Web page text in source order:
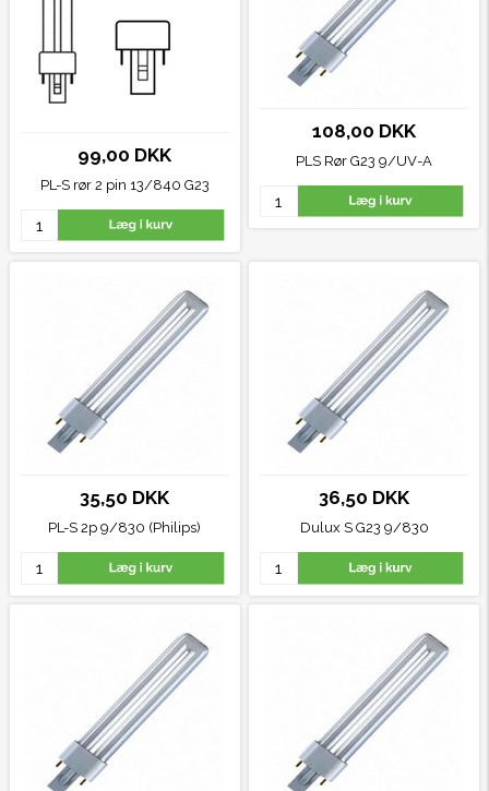
99,00 DKK
PL-S rør 2 pin 13/840 G23
108,00 DKK
PLS Rør G23 9/UV-A
35,50 DKK
PL-S 2p 9/830 (Philips)
36,50 DKK
Dulux S G23 9/830